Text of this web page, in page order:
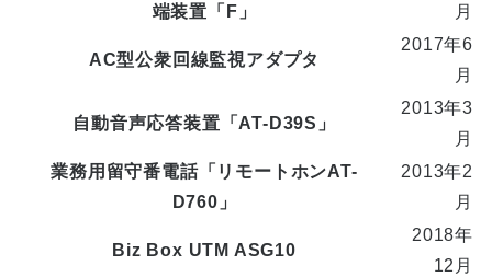
端装置「F」
月
AC型公衆回線監視アダプタ
2017年6
月
自動音声応答装置「AT-D39S」
2013年3
月
業務用留守番電話「リモートホンAT-
D760」
2013年2
月
Biz Box UTM ASG10
2018年
12月